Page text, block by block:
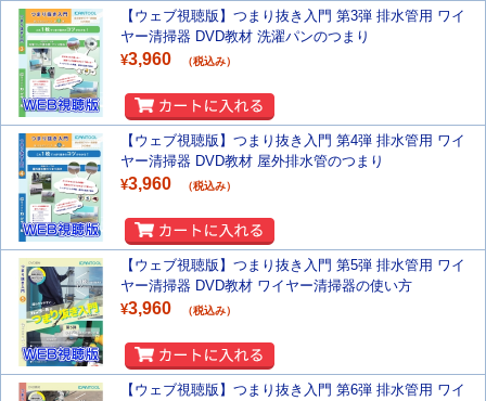
【ウェブ視聴版】つまり抜き入門 第3弾 排水管用 ワイ
ヤー清掃器 DVD教材 洗濯パンのつまり
¥3,960 （税込み）
【ウェブ視聴版】つまり抜き入門 第4弾 排水管用 ワイ
ヤー清掃器 DVD教材 屋外排水管のつまり
¥3,960 （税込み）
【ウェブ視聴版】つまり抜き入門 第5弾 排水管用 ワイ
ヤー清掃器 DVD教材 ワイヤー清掃器の使い方
¥3,960 （税込み）
【ウェブ視聴版】つまり抜き入門 第6弾 排水管用 ワイ